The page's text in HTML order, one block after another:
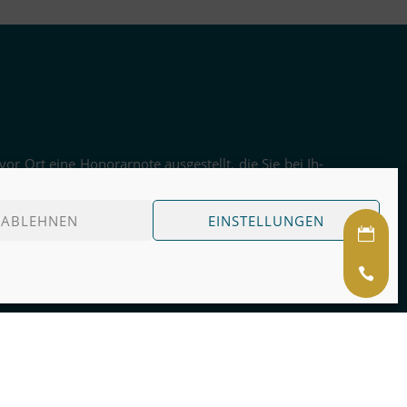
ABLEHNEN EINSTELLUNGEN
Ort eine Ho­no­rar­note aus­ge­stellt, die Sie bei Ih­
Ver­trag rückvergütet.
vor dem ge­plan­ten Ter­min, zu ei­nem spä­te­ren